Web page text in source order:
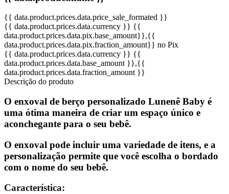
{{ data.product.prices.data.price_sale_formated }}
{{ data.product.prices.data.currency }} {{
data.product.prices.data.pix.base_amount}},{{
data.product.prices.data.pix.fraction_amount}} no Pix
{{ data.product.prices.data.currency }} {{
data.product.prices.data.base_amount }},{{
data.product.prices.data.fraction_amount }}
Descrição do produto
O enxoval de berço personalizado Lunenê Baby é
uma ótima maneira de criar um espaço único e
aconchegante para o seu bebê.
O enxoval pode incluir uma variedade de itens, e a
personalização permite que você escolha o bordado
com o nome do seu bebê.
Característica: